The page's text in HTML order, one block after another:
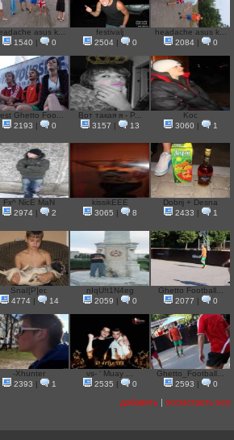
asus k...
1540
0
festivalj
2504| 0
headache asus k...
2084| 0
Ghetto Foo...
2193
0
Вот такая я - P...
3157
13
Koc
3060
1
Fx^ NicE MaN
2974| 2
kissikEEE
3065
8
Dobrij + Desna
2433
1
SnaI[P]er.
4774| 14
nIqU!t1N4eg
2059
0
Ghetto Football...
2077
0
-Xhunter
2393
1
vs- ' Muay ...
2535
0
Ghetto_Football...
2593
0
добавить посмотреть все